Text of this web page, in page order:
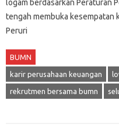
logam berdasarkan Peraturan
tengah membuka kesempatan
Peruri
BUMN
karir perusahaan keuangan
rekrutmen bersama bumn